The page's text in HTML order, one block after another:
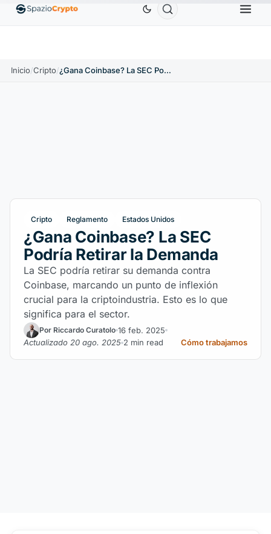
EthereumETH1880,58 US$ TetherUSDT ↑0.00%
Inicio/Cripto/ ¿Gana Coinbase? La SEC Podría Retirar la Demanda
Cripto Reglamento Estados Unidos
¿Gana Coinbase? La SEC
Podría Retirar la Demanda
La SEC podría retirar su demanda contra
Coinbase, marcando un punto de inflexión
crucial para la criptoindustria. Esto es lo que
significa para el sector.
Por Riccardo Curatolo 16 feb. 2025
Actualizado 20 ago. 2025 2 min read Cómo trabajamos